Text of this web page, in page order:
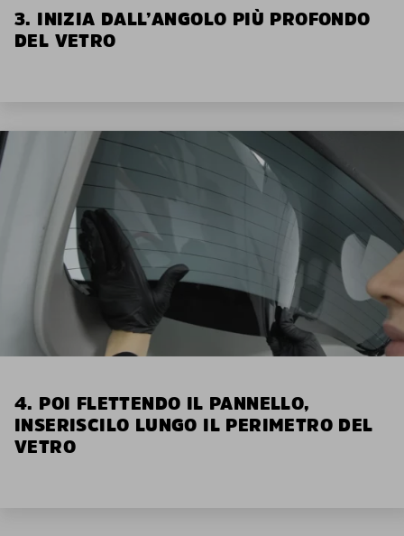
3. INIZIA DALL’ANGOLO PIÙ PROFONDO
DEL VETRO
4. POI FLETTENDO IL PANNELLO,
INSERISCILO LUNGO IL PERIMETRO DEL
VETRO